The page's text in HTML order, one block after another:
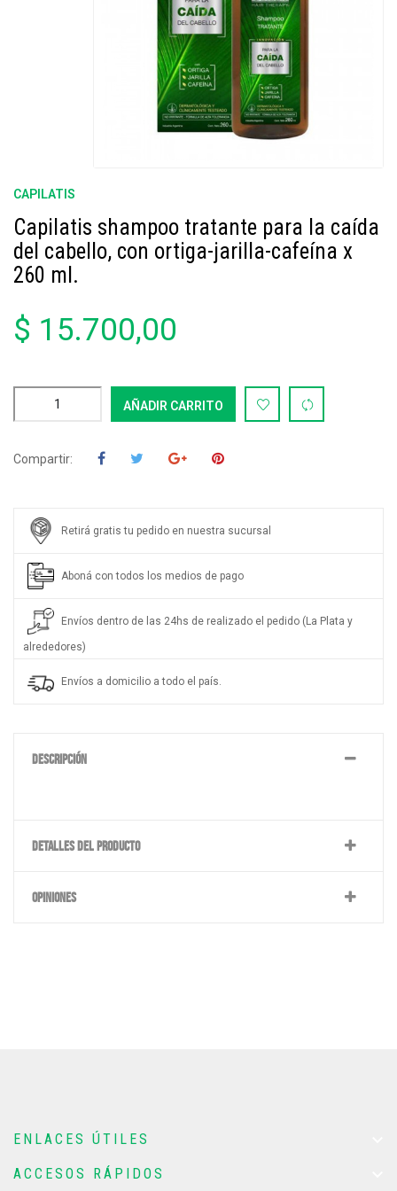
CAPILATIS
Capilatis shampoo tratante para la caída
del cabello, con ortiga-jarilla-cafeína x
260 ml.
$ 15.700,00
AÑADIR CARRITO
Compartir:
Retirá gratis tu pedido en nuestra sucursal
Aboná con todos los medios de pago
Envíos dentro de las 24hs de realizado el pedido (La Plata y
alrededores)
Envíos a domicilio a todo el país.
DESCRIPCIÓN
DETALLES DEL PRODUCTO
OPINIONES
ENLACES ÚTILES
ACCESOS RÁPIDOS